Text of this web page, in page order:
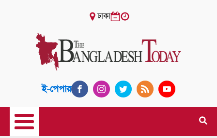
ঢাকা
ই-পেপার